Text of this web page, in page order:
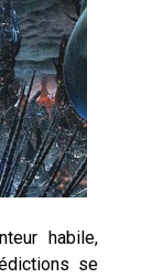
habile,
se